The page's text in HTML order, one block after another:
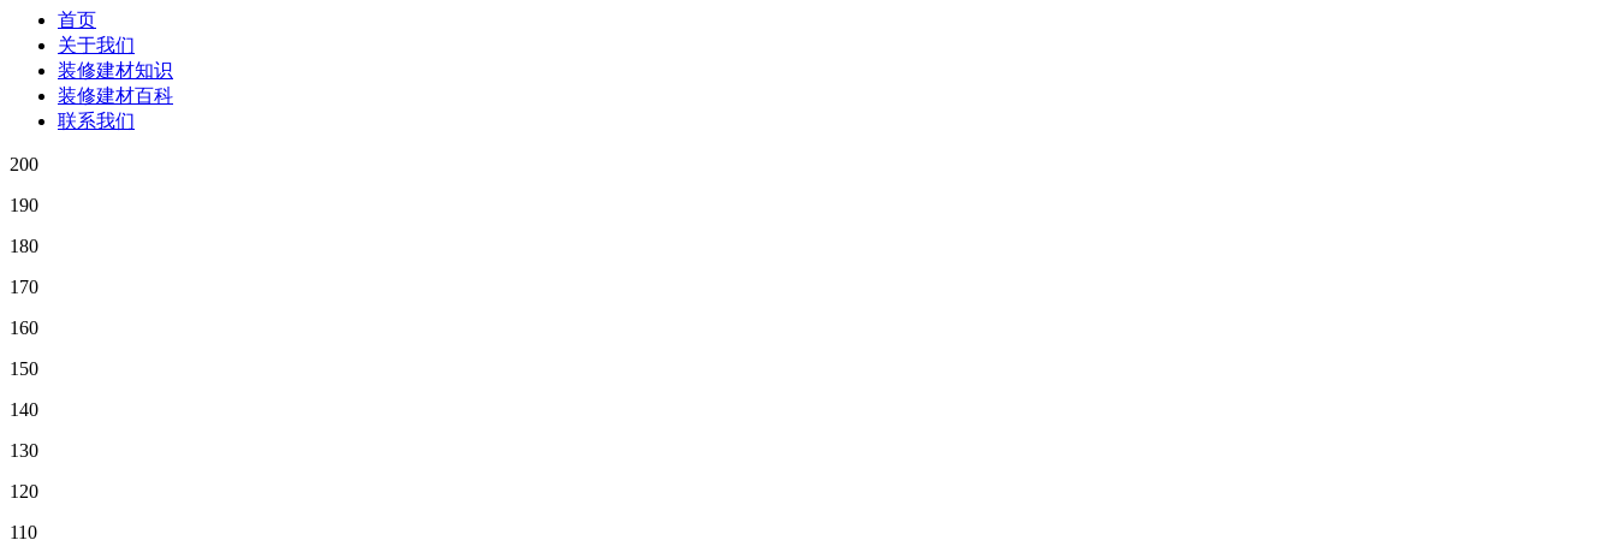
首页
关于我们
装修建材知识
装修建材百科
联系我们
200
190
180
170
160
150
140
130
120
110